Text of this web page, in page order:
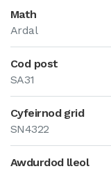
Math
Ardal
Cod post
SA31
Cyfeirnod grid
SN4322
Awdurdod lleol